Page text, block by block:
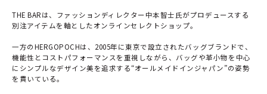
THE BARは、ファッションディレクター中本智士氏がプロデュースする
別注アイテムを軸としたオンラインセレクトショップ。
一方のHERGOPOCHは、2005年に東京で設立されたバッグブランドで、
機能性とコストパフォーマンスを重視しながら、バッグや革小物を中心
にシンプルなデザイン美を追求する“オールメイドインジャパン”の姿勢
を貫いている。